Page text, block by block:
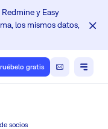
y Easy
los mismos datos,
gratis
socios